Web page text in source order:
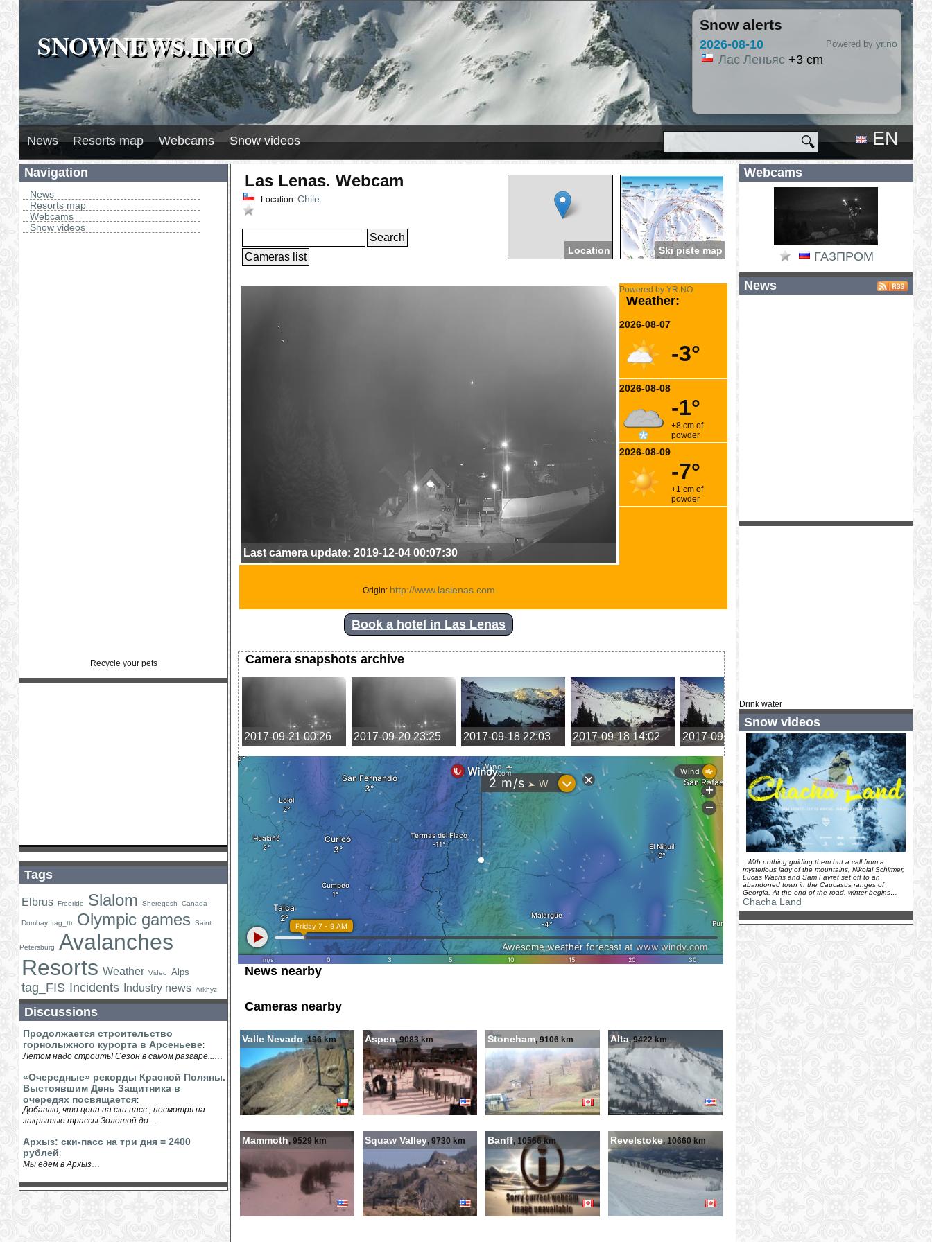
SNOWNEWS.INFO
SNOWNEWS.INFO
Snow alerts
Powered by yr.no
2026-08-09
Hlíðarfjall+5 cm
Лас Леньяс+1 cm
2026-08-10
Лас Леньяс +3 cm
News Resorts map Webcams Snow videos EN
🔍
Navigation
News
Resorts map
Webcams
Snow videos
Recycle your pets
Tags
Elbrus Freeride Slalom Sheregesh Canada
Dombay tag_ttr Olympic games Saint
Petersburg
Avalanches
Resorts Weather Video Alps
tag_FIS Incidents Industry news Arkhyz
Discussions
Продолжается строительство
горнолыжного курорта в Арсеньеве:
Летом надо строить! Сезон в самом разгаре...
«Очередные» рекорды Красной Поляны.
Выстоявшим День Защитника в
очередях посвящается:
Добавлю, что цена на ски пасс , несмотря на
закрытые трассы Золотой до
Архыз: ски-пасс на три дня = 2400
рублей:
Мы едем в Архыз
Las Lenas. Webcam
Ski piste map
Location
Location: Chile
Last camera update: 2019-12-04 00:07:30
Origin: http://www.laslenas.com
Powered by YR.NO
Weather:
2026-08-07
-3°
2026-08-08
-1°
+8 cm of
powder
2026-08-09
-7°
+1 cm of
powder
Book a hotel in Las Lenas
Camera snapshots archive
2017-09-21 00:26 2017-09-20 23:25 2017-09-18 22:03 2017-09-18 14:02 2017-09-18 13:23 2017-09-18 12:35 2017-
News nearby
Cameras nearby
Valle Nevado, 196 km Aspen, 9083 km Stoneham, 9106 km Alta, 9422 km
Mammoth, 9529 km Squaw Valley, 9730 km Banff, 10566 km Revelstoke, 10660 km
Webcams
ГАЗПРОМ
News
Drink water
Snow videos
With nothing guiding them but a call from a
mysterious lady of the mountains, Nikolai Schirmer,
Lucas Wachs and Sam Favret set off to an
abandoned town in the Caucasus ranges of
Georgia. At the end of the road, winter begins…
Chacha Land